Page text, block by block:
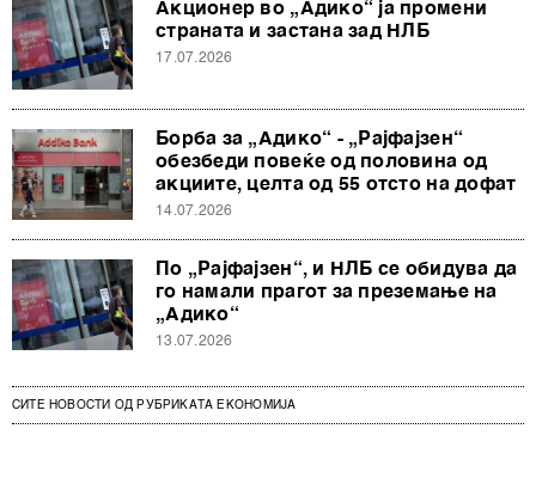
Акционер во „Адико“ ја промени
страната и застана зад НЛБ
17.07.2026
Борба за „Адико“ - „Рајфајзен“
обезбеди повеќе од половина од
акциите, целта од 55 отсто на дофат
14.07.2026
По „Рајфајзен“, и НЛБ се обидува да
го намали прагот за преземање на
„Адико“
13.07.2026
СИТЕ НОВОСТИ ОД РУБРИКАТА ЕКОНОМИЈА